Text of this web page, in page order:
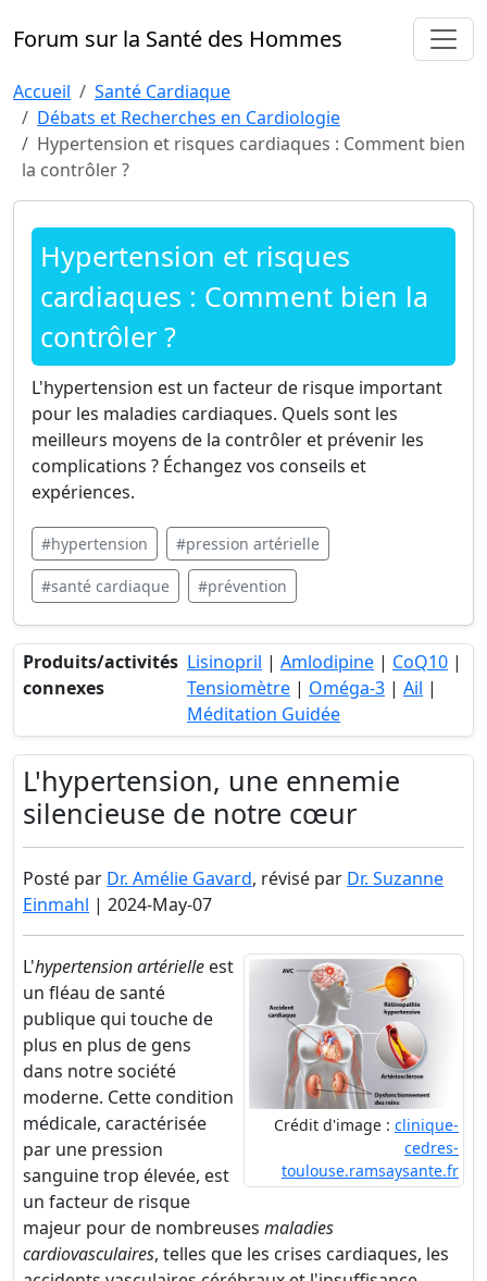
Forum sur la Santé des Hommes
Accueil
Santé Cardiaque
Débats et Recherches en Cardiologie
Hypertension et risques cardiaques : Comment bien
la contrôler ?
Hypertension et risques
cardiaques : Comment bien la
contrôler ?
L'hypertension est un facteur de risque important
pour les maladies cardiaques. Quels sont les
meilleurs moyens de la contrôler et prévenir les
complications ? Échangez vos conseils et
expériences.
#hypertension #pression artérielle
#santé cardiaque #prévention
Produits/activités
connexes
Lisinopril | Amlodipine | CoQ10 |
Tensiomètre | Oméga-3 | Ail |
Méditation Guidée
L'hypertension, une ennemie
silencieuse de notre cœur
Posté par Dr. Amélie Gavard, révisé par Dr. Suzanne
Einmahl | 2024-May-07
Crédit d'image : clinique-
cedres-
toulouse.ramsaysante.fr
L'hypertension artérielle est
un fléau de santé
publique qui touche de
plus en plus de gens
dans notre société
moderne. Cette condition
médicale, caractérisée
par une pression
sanguine trop élevée, est
un facteur de risque
majeur pour de nombreuses maladies
cardiovasculaires, telles que les crises cardiaques, les